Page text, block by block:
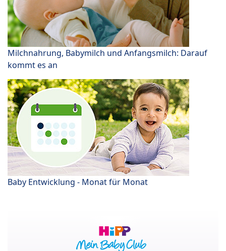
Milchnahrung, Babymilch und Anfangsmilch: Darauf
kommt es an
Baby Entwicklung - Monat für Monat